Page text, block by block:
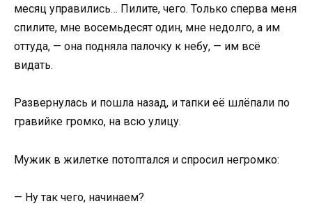
месяц управились… Пилите, чего. Только сперва меня
спилите, мне восемьдесят один, мне недолго, а им
оттуда, — она подняла палочку к небу, — им всё
видать.
Развернулась и пошла назад, и тапки её шлёпали по
гравийке громко, на всю улицу.
Мужик в жилетке потоптался и спросил негромко:
— Ну так чего, начинаем?